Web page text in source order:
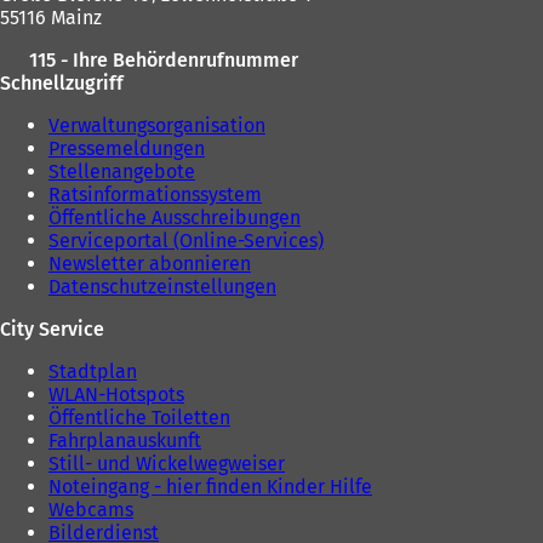
b
55116 Mainz
115 - Ihre Behördenrufnummer
Schnellzugriff
Verwaltungsorganisation
Pressemeldungen
Stellenangebote
Ratsinformationssystem
Öffentliche Ausschreibungen
Serviceportal (Online-Services)
Newsletter abonnieren
Datenschutzeinstellungen
City Service
Stadtplan
WLAN-Hotspots
Öffentliche Toiletten
Fahrplanauskunft
Still- und Wickelwegweiser
Noteingang - hier finden Kinder Hilfe
Webcams
Bilderdienst